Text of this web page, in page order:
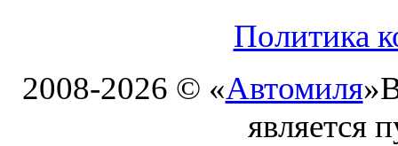
Политика
2008-2026 © «Автомиля»
является